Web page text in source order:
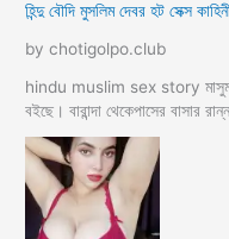
হিন্দু বৌদি মুসলিম দেবর হট সেক্স
by chotigolpo.club
hindu muslim sex story মাসুম
বইছে। বারান্দা থেকেপাসের বাসার